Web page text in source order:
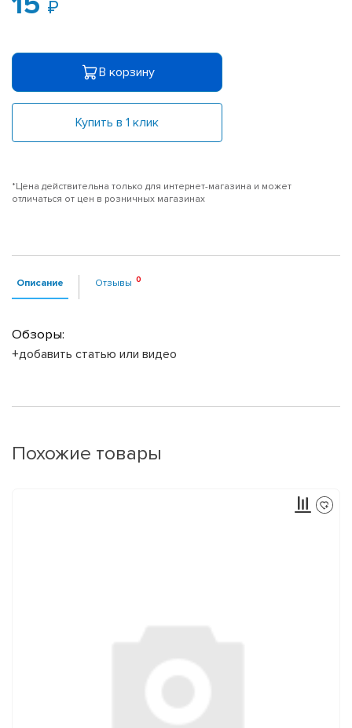
В корзину
Купить в 1 клик
*Цена действительна только для интернет-магазина и может
отличаться от цен в розничных магазинах
Описание Отзывы
Обзоры:
+добавить статью или видео
Похожие товары